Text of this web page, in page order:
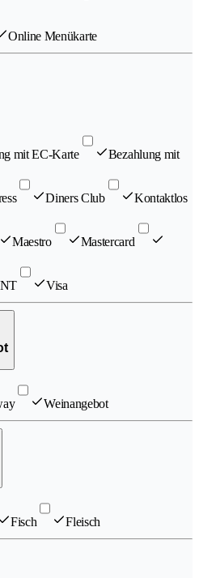
Online Menükarte
mit EC-Karte Bezahlung mit
Diners Club Kontaktlos
Maestro Mastercard
Visa
Weinangebot
Fisch Fleisch